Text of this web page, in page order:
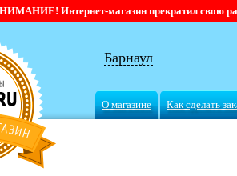
Интернет-магазин прекратил свою
Барнаул
О магазине Как сделать